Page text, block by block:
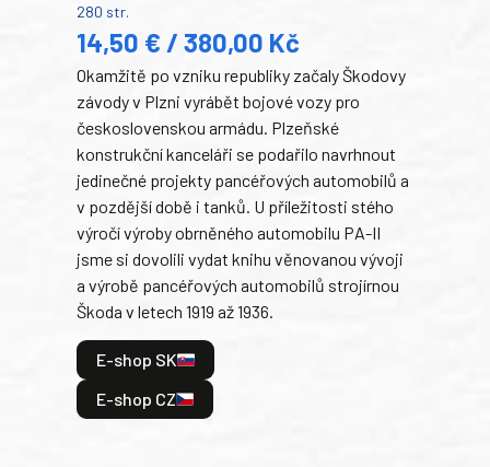
280 str.
14,50 € / 380,00 Kč
Okamžitě po vzniku republiky začaly Škodovy
závody v Plzni vyrábět bojové vozy pro
československou armádu. Plzeňské
konstrukční kanceláři se podařilo navrhnout
jedinečné projekty pancéřových automobilů a
v pozdější době i tanků. U příležitosti stého
výročí výroby obrněného automobilu PA-II
jsme si dovolili vydat knihu věnovanou vývoji
a výrobě pancéřových automobilů strojírnou
Škoda v letech 1919 až 1936.
E-shop SK
E-shop CZ